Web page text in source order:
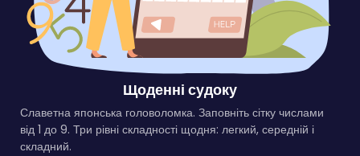
Щоденні судоку
Славетна японська головоломка. Заповніть сітку числами
від 1 до 9. Три рівні складності щодня: легкий, середній і
складний.